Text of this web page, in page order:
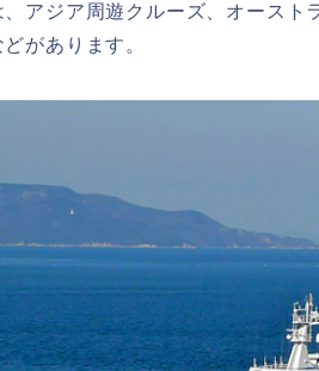
アジア周遊クルーズ、オースト
があります。